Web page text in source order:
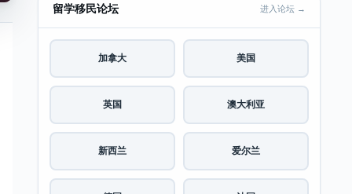
留学移民论坛 进入论坛 →
加拿大 美国
英国 澳大利亚
新西兰 爱尔兰